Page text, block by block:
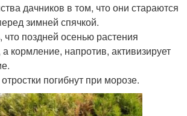
дачников в том, что они стараются
зимней спячкой.
поздней осенью растения
кормление, напротив, активизирует
погибнут при морозе.